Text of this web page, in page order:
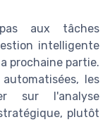
aux tâches
intelligente
prochaine partie.
les
sur l'analyse
plutôt